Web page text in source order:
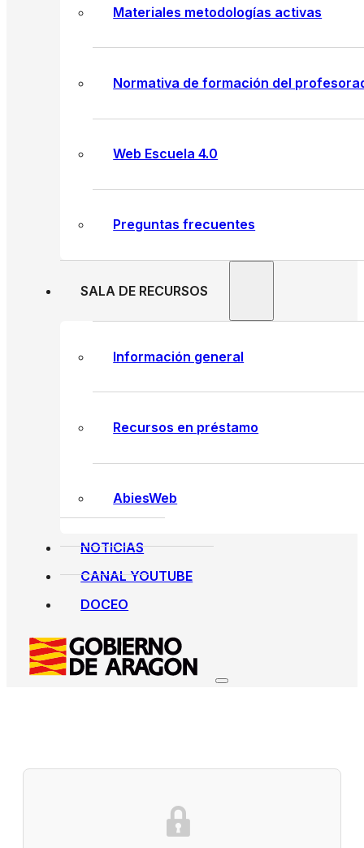
Materiales metodologías activas
Normativa de formación del
Web Escuela 4.0
Preguntas frecuentes
SALA DE RECURSOS
Información general
Recursos en préstamo
AbiesWeb
NOTICIAS
CANAL YOUTUBE
DOCEO